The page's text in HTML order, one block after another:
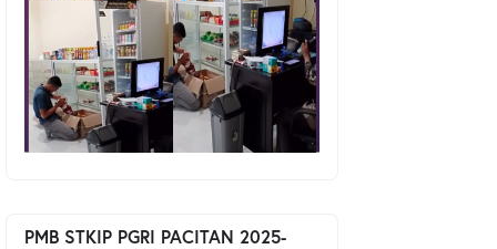
PMB STKIP PGRI PACITAN 2025-